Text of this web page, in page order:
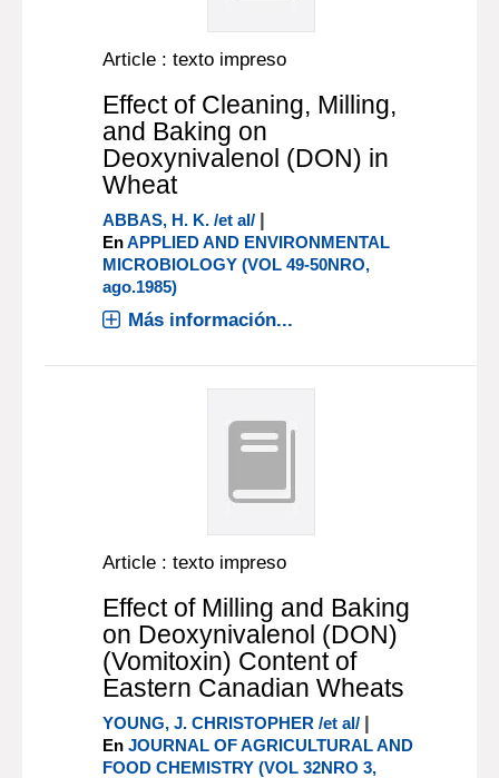
Article : texto impreso
Effect of Cleaning, Milling,
and Baking on
Deoxynivalenol (DON) in
Wheat
ABBAS, H. K. /et al/ |
EnAPPLIED AND ENVIRONMENTAL
MICROBIOLOGY (VOL 49-50NRO,
ago.1985)
Más información...
Article : texto impreso
Effect of Milling and Baking
on Deoxynivalenol (DON)
(Vomitoxin) Content of
Eastern Canadian Wheats
YOUNG, J. CHRISTOPHER /et al/ |
EnJOURNAL OF AGRICULTURAL AND
FOOD CHEMISTRY (VOL 32NRO 3,